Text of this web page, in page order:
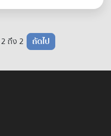
ถึง 2 ถัดไป